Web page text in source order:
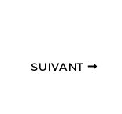
SUIVANT